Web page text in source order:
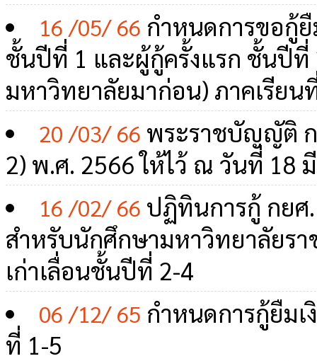
16 /05/ 66 กำหนดการขอกู้
ชั้นปีที่ 1 และผู้กู้ครั้งแรก ชั้นปี
มหาวิทยาลัยมาก่อน) ภาคเรียน
20 /03/ 66 พระราชบัญญัติ
2) พ.ศ. 2566 ให้ไว้ ณ วันที่ 18
16 /02/ 66 ปฏิทินการกู้ กยศ
สำหรับนักศึกษามหาวิทยาลัยร
เก่าเลื่อนชั้นปีที่ 2-4
06 /12/ 65 กำหนดการกู้ยืม
ที่ 1-5